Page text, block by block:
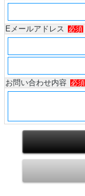
Eメールアドレス 必須
お問い合わせ内容
必須